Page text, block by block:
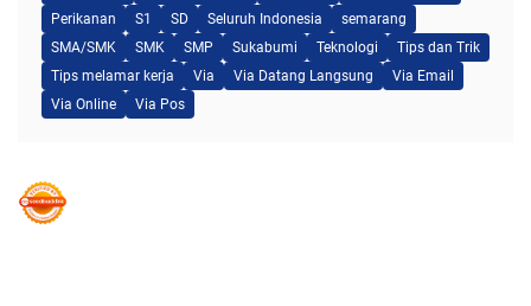
Perikanan
S1 SD Seluruh Indonesia
semarang
SMA/SMK
SMK SMP Sukabumi Teknologi
Tips dan Trik
Tips melamar kerja
Via Via Datang Langsung
Via Email
Via Online
Via Pos